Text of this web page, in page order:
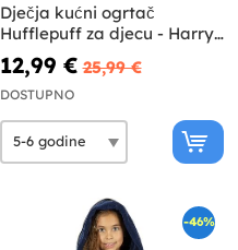
Dječja kućni ogrtač
Hufflepuff za djecu - Harry
Potter
12,99 € 25,99 €
DOSTUPNO
-46%